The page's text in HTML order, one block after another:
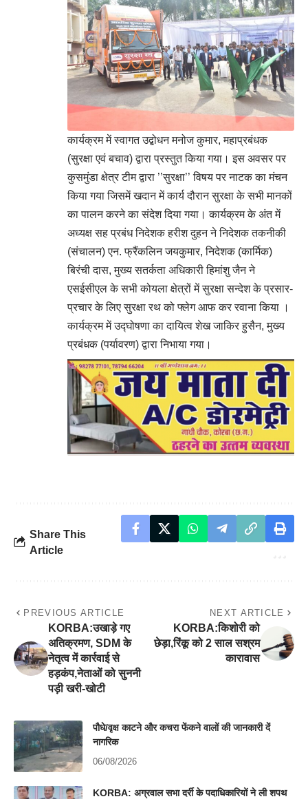
कार्यक्रम में स्वागत उद्बोधन मनोज कुमार, महाप्रबंधक
(सुरक्षा एवं बचाव) द्वारा प्रस्तुत किया गया। इस अवसर पर
कुसमुंडा क्षेत्र टीम द्वारा ’’सुरक्षा’’ विषय पर नाटक का मंचन
किया गया जिसमें खदान में कार्य दौरान सुरक्षा के सभी मानकों
का पालन करने का संदेश दिया गया। कार्यक्रम के अंत में
अध्यक्ष सह प्रबंध निदेशक हरीश दुहन ने निदेशक तकनीकी
(संचालन) एन. फ्रैंकलिन जयकुमार, निदेशक (कार्मिक)
बिरंची दास, मुख्य सतर्कता अधिकारी हिमांशु जैन ने
एसईसीएल के सभी कोयला क्षेत्रों में सुरक्षा सन्देश के प्रसार-
प्रचार के लिए सुरक्षा रथ को फ्लेग आफ कर रवाना किया ।
कार्यक्रम में उद्घोषणा का दायित्व शेख जाकिर हुसैन, मुख्य
प्रबंधक (पर्यावरण) द्वारा निभाया गया।
Share This
Article
PREVIOUS ARTICLE
KORBA:उखाड़े गए
अतिक्रमण, SDM के
नेतृत्व में कार्रवाई से
हड़कंप,नेताओं को सुननी
पड़ी खरी-खोटी
NEXT ARTICLE
KORBA:किशोरी को
छेड़ा,रिंकू को 2 साल सश्रम
कारावास
पौधे/वृक्ष काटने और कचरा फेंकने वालों की जानकारी दें
नागरिक
06/08/2026
KORBA: अग्रवाल सभा दर्री के पदाधिकारियों ने ली शपथ